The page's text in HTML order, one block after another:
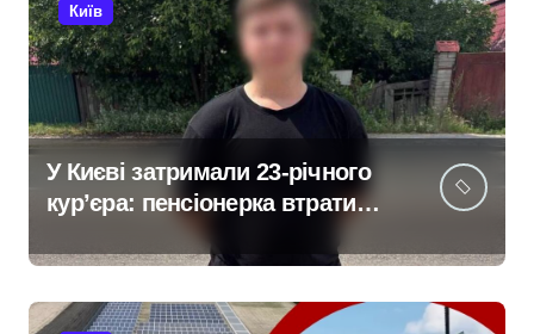
Київ
У Києві затримали 23-річного
кур’єра: пенсіонерка втратила
$18 тисяч через фейкового
полковника СБУ